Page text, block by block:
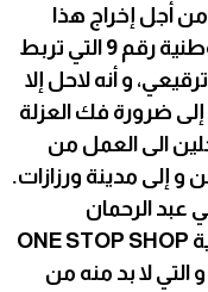
من أجل إخراج هذا
الورش، معتبرا أن توسيع الطريق الوطنية رقم 9 التي تربط
و أنه لاحل إلا
ضرورة فك العزلة
الى العمل من
و إلى مدينة ورزازات.
عبد الرحمان
بمشروع القرية السينمائية النموذجية ONE STOP SHOP
التي لا بد منه من